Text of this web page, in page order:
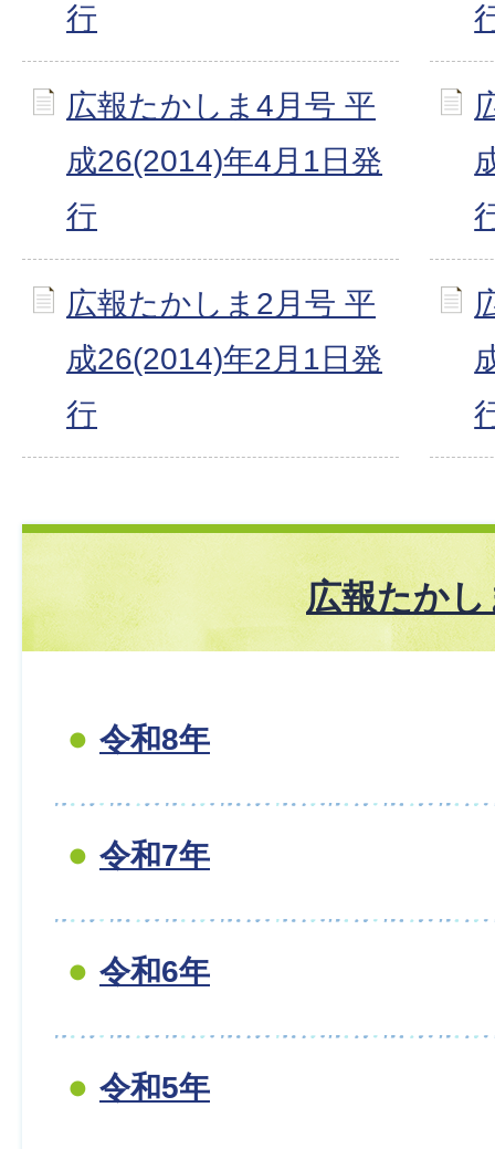
行
広報たかしま4月号 平
成26(2014)年4月1日発
行
広報たかしま2月号 平
成26(2014)年2月1日発
行
広報たかし
令和8年
令和7年
令和6年
令和5年